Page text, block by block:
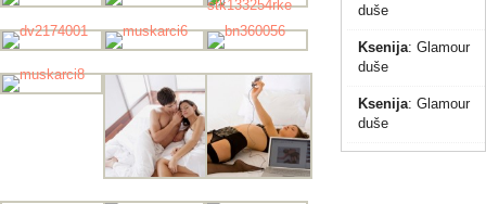
duše
Ksenija: Glamour
duše
Ksenija: Glamour
duše